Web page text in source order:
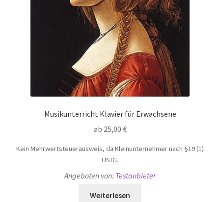
Musikunterricht Klavier für Erwachsene
ab 25,00 €
Kein Mehrwertsteuerausweis, da Kleinunternehmer nach §19 (1)
UStG.
Angeboten von: Testanbieter
Weiterlesen